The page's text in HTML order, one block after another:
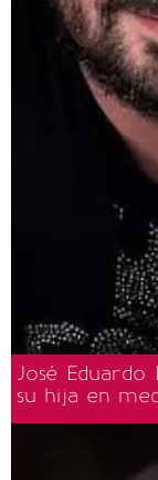
José
su hija en